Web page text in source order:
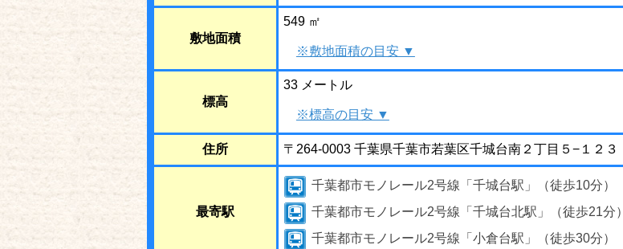
敷地面積
549 ㎡
※敷地面積の目安 ▼
標高
33 メートル
※標高の目安 ▼
住所 〒264-0003 千葉県千葉市若葉区千城台南２丁目５−１２３
最寄駅
千葉都市モノレール2号線「千城台駅」（徒歩10分）
千葉都市モノレール2号線「千城台北駅」（徒歩21分）
千葉都市モノレール2号線「小倉台駅」（徒歩30分）